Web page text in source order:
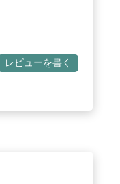
レビューを書く